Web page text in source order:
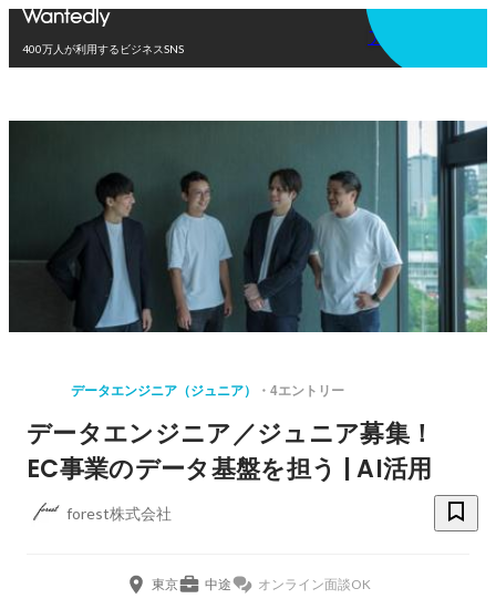
400万人が利用するビジネスSNS
アプリを使う
データエンジニア（ジュニア） 4エントリー
データエンジニア／ジュニア募集！
EC事業のデータ基盤を担う | AI活用
forest株式会社
東京 中途 オンライン面談OK